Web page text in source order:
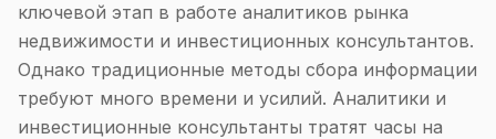
ключевой этап в работе аналитиков рынка
недвижимости и инвестиционных консультантов.
Однако традиционные методы сбора информации
требуют много времени и усилий. Аналитики и
инвестиционные консультанты тратят часы на